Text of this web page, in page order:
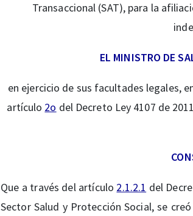
Transaccional (SAT), para la
EL MINISTRO DE
en ejercicio de sus facultades legales,
artículo 2o del Decreto Ley 4107 de
Que a través del artículo 2.1.2.1 del
Sector Salud y Protección Social, se